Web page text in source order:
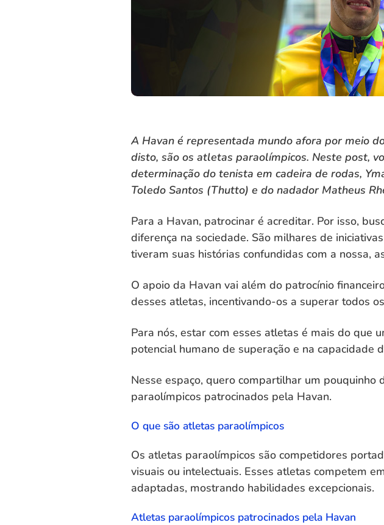
A Havan é representada mundo afora por meio
disto, são os atletas paraolímpicos. Neste post,
determinação do tenista em cadeira de rodas,
Toledo Santos (Thutto) e do nadador Matheus
Para a Havan, patrocinar é acreditar. Por isso,
diferença na sociedade. São milhares de
tiveram suas histórias confundidas com a nossa,
O apoio da Havan vai além do patrocínio
desses atletas, incentivando-os a superar todos
Para nós, estar com esses atletas é mais do que
potencial humano de superação e na capacidade
Nesse espaço, quero compartilhar um
paraolímpicos patrocinados pela Havan.
O que são atletas paraolímpicos
Os atletas paraolímpicos são competidores
visuais ou intelectuais. Esses atletas competem
adaptadas, mostrando habilidades excepcionais.
Atletas paraolímpicos patrocinados pela Havan